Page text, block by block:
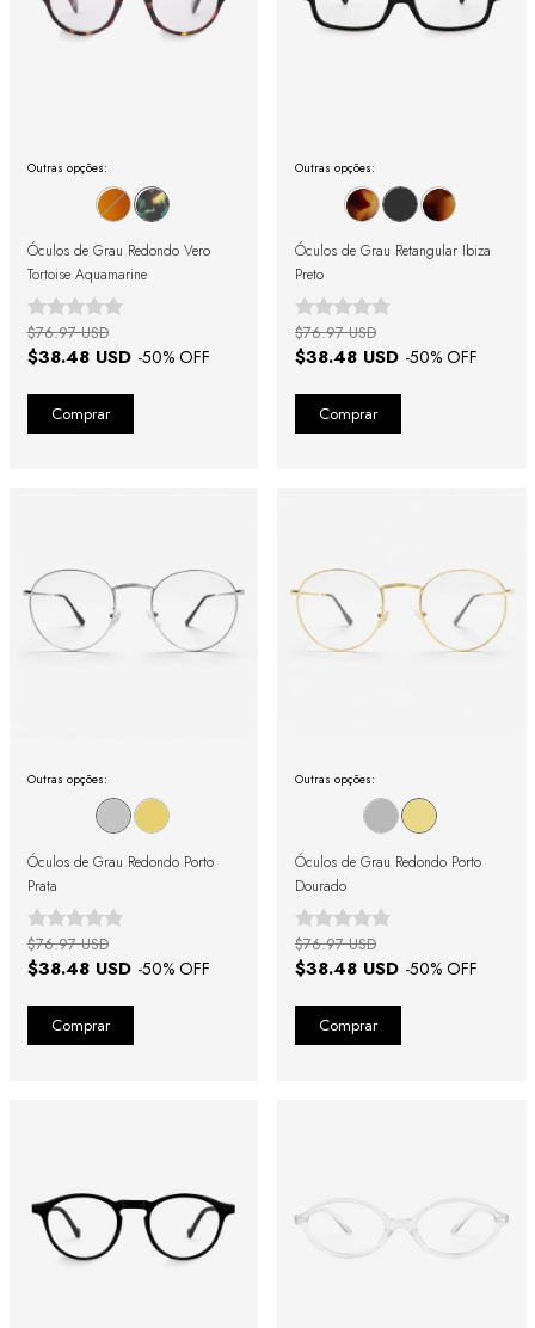
Outras opções:
Óculos de Grau Redondo Vero
Tortoise Aquamarine
$38.48 USD -50% OFF
$76.97 USD
Outras opções:
Óculos de Grau Retangular Ibiza
Preto
$38.48 USD -50% OFF
$76.97 USD
Outras opções:
Óculos de Grau Redondo Porto
Prata
$38.48 USD -50% OFF
$76.97 USD
Outras opções:
Óculos de Grau Redondo Porto
Dourado
$38.48 USD -50% OFF
$76.97 USD